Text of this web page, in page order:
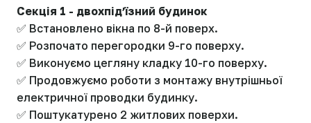
Секція 1 - двохпідʼїзний будинок
✅ Встановлено вікна по 8-й поверх.
✅ Розпочато перегородки 9-го поверху.
✅ Виконуємо цегляну кладку 10-го поверху.
✅ Продовжуємо роботи з монтажу внутрішньої
електричної проводки будинку.
✅ Поштукатурено 2 житлових поверхи.